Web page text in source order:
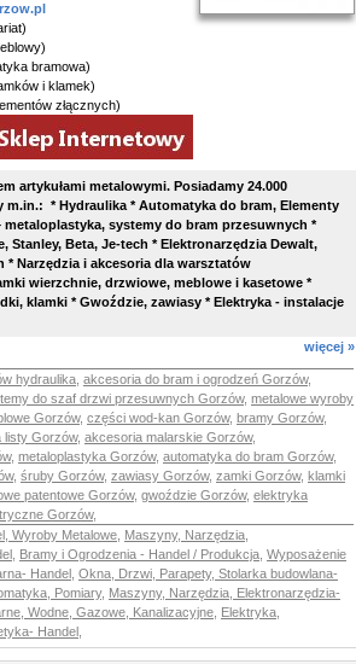
bramowa)
i klamek)
złącznych)
artykułami metalowymi. Posiadamy 24.000
m.in.: * Hydraulika * Automatyka do bram, Elementy
systemy do bram przesuwnych *
Stanley, Beta, Je-tech * Elektronarzędzia Dewalt,
* Narzędzia i akcesoria dla warsztatów
wierzchnie, drzwiowe, meblowe i kasetowe *
klamki * Gwoździe, zawiasy * Elektryka - instalacje
więcej »
hydraulika akcesoria do bram i ogrodzeń Gorzów,
do szaf drzwi przesuwnych Gorzów, metalowe wyroby
Gorzów, części wod-kan Gorzów, bramy Gorzów,
listy Gorzów, akcesoria malarskie Gorzów,
, metaloplastyka Gorzów, automatyka do bram Gorzów,
, śruby Gorzów, zawiasy Gorzów, zamki Gorzów, klamki
patentowe Gorzów, gwoździe Gorzów, elektryka
Gorzów,
Wyroby Metalowe Maszyny, Narzędzia,
Bramy i Ogrodzenia - Handel / Produkcja Wyposażenie
Handel Okna, Drzwi, Parapety, Stolarka budowlana-
Pomiary, Maszyny, Narzędzia, Elektronarzędzia-
Wodne, Gazowe, Kanalizacyjne Elektryka,
Handel